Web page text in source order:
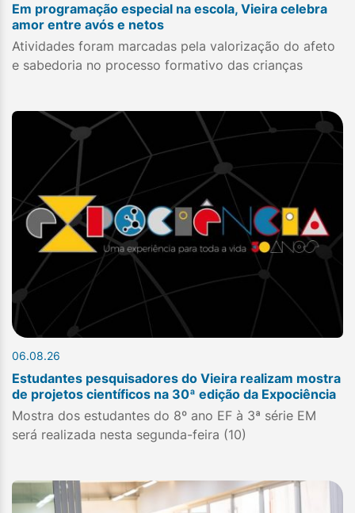
Em programação especial na escola, Vieira celebra
amor entre avós e netos
Atividades foram marcadas pela valorização do afeto
e sabedoria no processo formativo das crianças
06.08.26
Estudantes pesquisadores do Vieira realizam mostra
de projetos científicos na 30ª edição da Expociência
Mostra dos estudantes do 8º ano EF à 3ª série EM
será realizada nesta segunda-feira (10)